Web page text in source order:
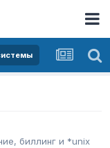
биллинг и *unix